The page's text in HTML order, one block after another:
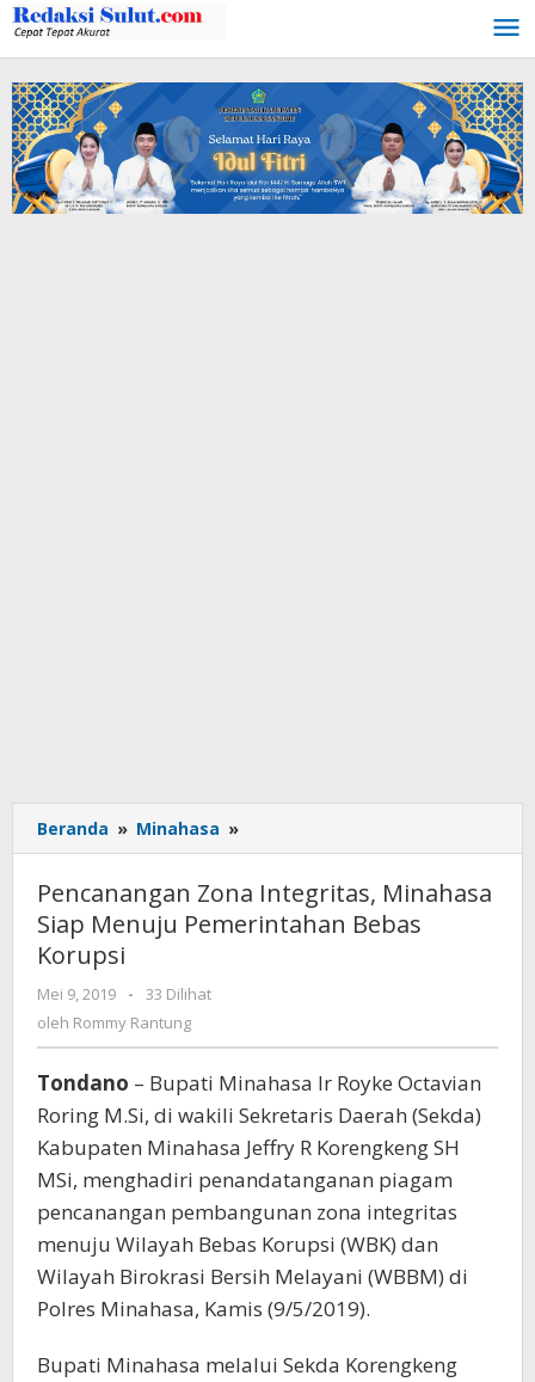
Lewati
ke
konten
Beranda » Minahasa »
Zona
Minahasa
Siap
Pencanangan Zona Integritas, Minahasa
Siap Menuju Pemerintahan Bebas
Korupsi
Mei 9, 2019
oleh
Rommy
Rantung
-
33 Dilihat
oleh Rommy Rantung
Tondano – Bupati Minahasa Ir Royke Octavian
Roring M.Si, di wakili Sekretaris Daerah (Sekda)
Kabupaten Minahasa Jeffry R Korengkeng SH
MSi, menghadiri penandatanganan piagam
pencanangan pembangunan zona integritas
menuju Wilayah Bebas Korupsi (WBK) dan
Wilayah Birokrasi Bersih Melayani (WBBM) di
Polres Minahasa, Kamis (9/5/2019).
Bupati Minahasa melalui Sekda Korengkeng